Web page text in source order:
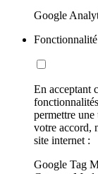
Google
Fonctionnalité
En acceptant
permettre
votre accord,
site internet :
Google Tag